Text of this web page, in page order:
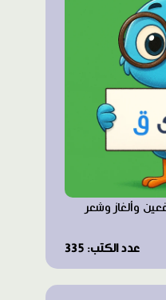
وألغاز وشعر
عدد الكتب: 335